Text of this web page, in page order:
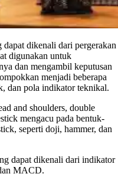
dikenali dari pergerakan
digunakan untuk
dan mengambil keputusan
menjadi beberapa
dan pola indikator teknikal.
and shoulders, double
mengacu pada bentuk-
seperti doji, hammer, dan
dapat dikenali dari indikator
MACD.